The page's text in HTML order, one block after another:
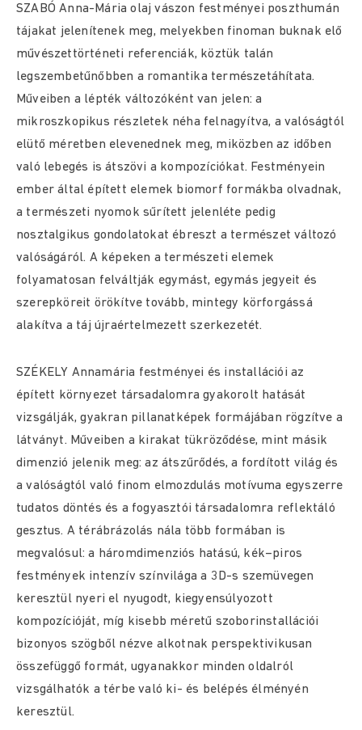
SZABÓ Anna-Mária olaj vászon festményei poszthumán
tájakat jelenítenek meg, melyekben finoman buknak elő
művészettörténeti referenciák, köztük talán
legszembetűnőbben a romantika természetáhítata.
Műveiben a lépték változóként van jelen: a
mikroszkopikus részletek néha felnagyítva, a valóságtól
elütő méretben elevenednek meg, miközben az időben
való lebegés is átszövi a kompozíciókat. Festményein
ember által épített elemek biomorf formákba olvadnak,
a természeti nyomok sűrített jelenléte pedig
nosztalgikus gondolatokat ébreszt a természet változó
valóságáról. A képeken a természeti elemek
folyamatosan felváltják egymást, egymás jegyeit és
szerepköreit örökítve tovább, mintegy körforgássá
alakítva a táj újraértelmezett szerkezetét.
SZÉKELY Annamária festményei és installációi az
épített környezet társadalomra gyakorolt hatását
vizsgálják, gyakran pillanatképek formájában rögzítve a
látványt. Műveiben a kirakat tükröződése, mint másik
dimenzió jelenik meg: az átszűrődés, a fordított világ és
a valóságtól való finom elmozdulás motívuma egyszerre
tudatos döntés és a fogyasztói társadalomra reflektáló
gesztus. A térábrázolás nála több formában is
megvalósul: a háromdimenziós hatású, kék–piros
festmények intenzív színvilága a 3D-s szemüvegen
keresztül nyeri el nyugodt, kiegyensúlyozott
kompozícióját, míg kisebb méretű szoborinstallációi
bizonyos szögből nézve alkotnak perspektivikusan
összefüggő formát, ugyanakkor minden oldalról
vizsgálhatók a térbe való ki- és belépés élményén
keresztül.